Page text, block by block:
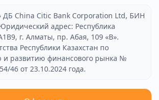
ДБ China Citic Bank Corporation Ltd, БИН
адрес: Республика
г. Алматы, пр. Абая, 109 «В».
Республики Казахстан по
и развитию финансового рынка №
46 от 23.10.2024 года.